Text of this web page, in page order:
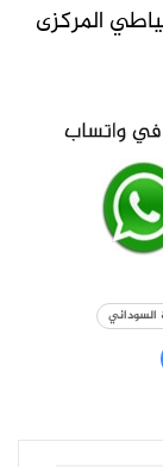
المركزى
السوداني